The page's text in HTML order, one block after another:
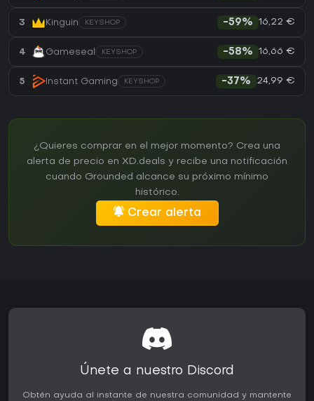
3 Kinguin KEYSHOP -59% 16,22 €
4 Gameseal KEYSHOP -58% 16,66 €
5 Instant Gaming KEYSHOP -37% 24,99 €
¿Quieres comprar en el mejor momento? Crea una
alerta de precio en XD.deals y recibe una notificación
cuando Grounded alcance su próximo mínimo
histórico.
Crear alerta
Únete a nuestro Discord
Obtén ayuda al instante de nuestra comunidad y mantente